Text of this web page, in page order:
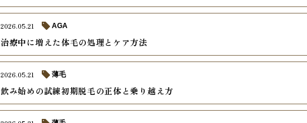
治療中に増えた体毛の処理とケア方法
2026.05.21 AGA
飲み始めの試練初期脱毛の正体と乗り越え方
2026.05.21 薄毛